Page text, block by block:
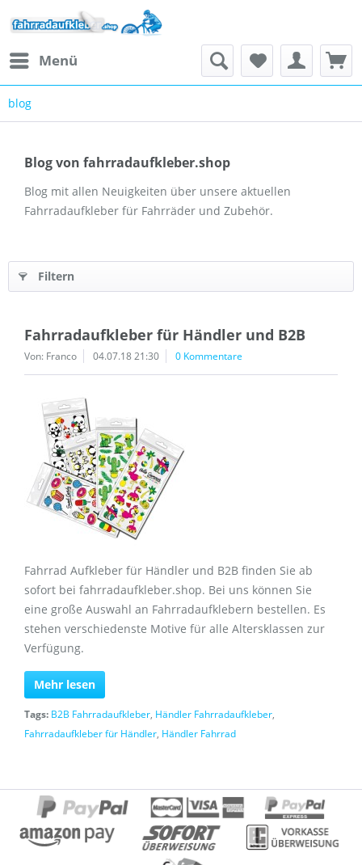
Menü
blog
Blog von fahrradaufkleber.shop
Blog mit allen Neuigkeiten über unsere aktuellen
Fahrradaufkleber für Fahrräder und Zubehör.
Filtern
Fahrradaufkleber für Händler und B2B
Von: Franco 04.07.18 21:30 0 Kommentare
Fahrrad Aufkleber für Händler und B2B finden Sie ab
sofort bei fahrradaufkleber.shop. Bei uns können Sie
eine große Auswahl an Fahrradaufklebern bestellen. Es
stehen verschiedenste Motive für alle Altersklassen zur
Verfügung.
Mehr lesen
Tags: B2B Fahrradaufkleber, Händler Fahrradaufkleber,
Fahrradaufkleber für Händler, Händler Fahrrad